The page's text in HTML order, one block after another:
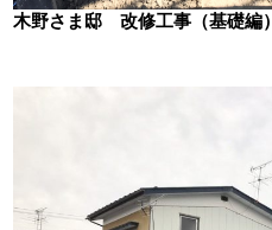
木野さま邸 改修工事（基礎編）